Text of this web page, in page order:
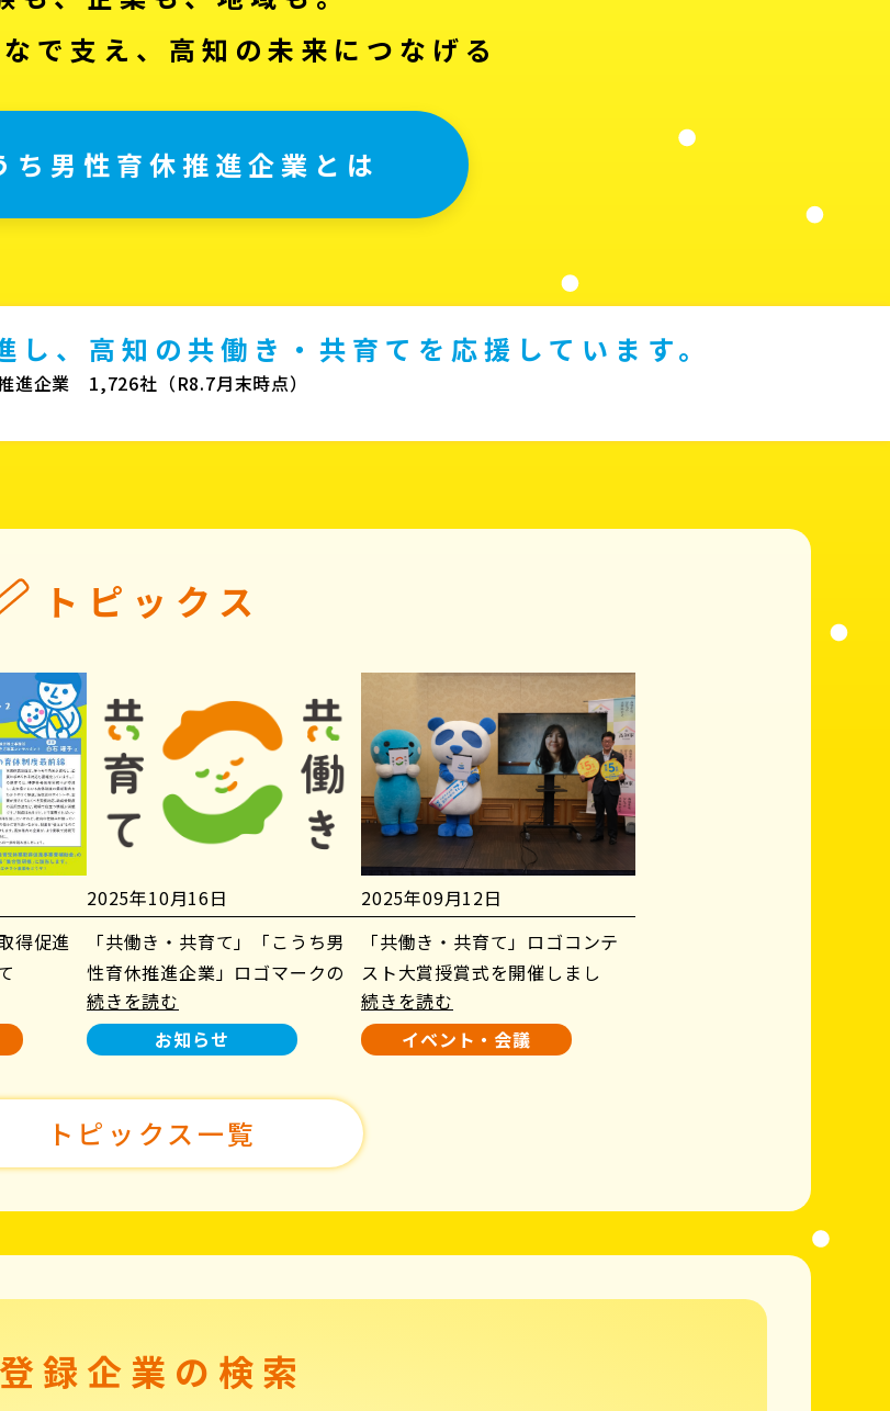
で支え、高知の未来につなげる
ち男性育休推進企業とは
、高知の共働き・共育てを応援しています。
進企業 1,726社（R8.7月末時点）
トピックス
得促進
2025年10月16日
「共働き・共育て」「こうち男
性育休推進企業」ロゴマークの
使用について
続きを読む
お知らせ
2025年09月12日
「共働き・共育て」ロゴコンテ
スト大賞授賞式を開催しまし
た！
続きを読む
イベント・会議
トピックス一覧
登録企業の検索